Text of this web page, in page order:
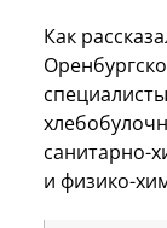
Как
санитарно-
и физико-